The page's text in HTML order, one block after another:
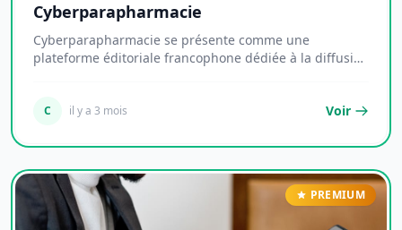
Cyberparapharmacie
Cyberparapharmacie se présente comme une
plateforme éditoriale francophone dédiée à la diffusion
C il y a 3 mois Voir
PREMIUM